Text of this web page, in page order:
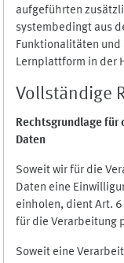
aufgeführten
systembedingt aus
Funktionalitäten und
Lernplattform in der
Vollständige
Rechtsgrundlage für
Daten
Soweit wir für die
Daten eine
einholen, dient Art. 6
für die Verarbeitung
Soweit eine